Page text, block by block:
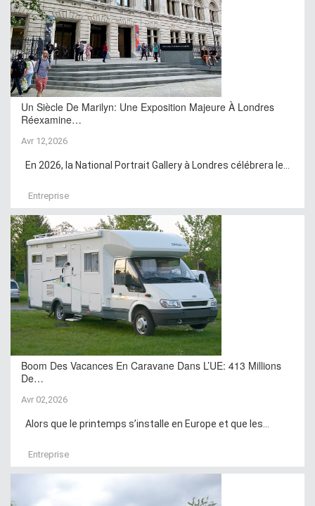
Un Siècle De Marilyn: Une Exposition Majeure À Londres
Réexamine…
Avr 12,2026
En 2026, la National Portrait Gallery à Londres célébrera le...
Entreprise
Boom Des Vacances En Caravane Dans L’UE: 413 Millions
De…
Avr 02,2026
Alors que le printemps s’installe en Europe et que les...
Entreprise